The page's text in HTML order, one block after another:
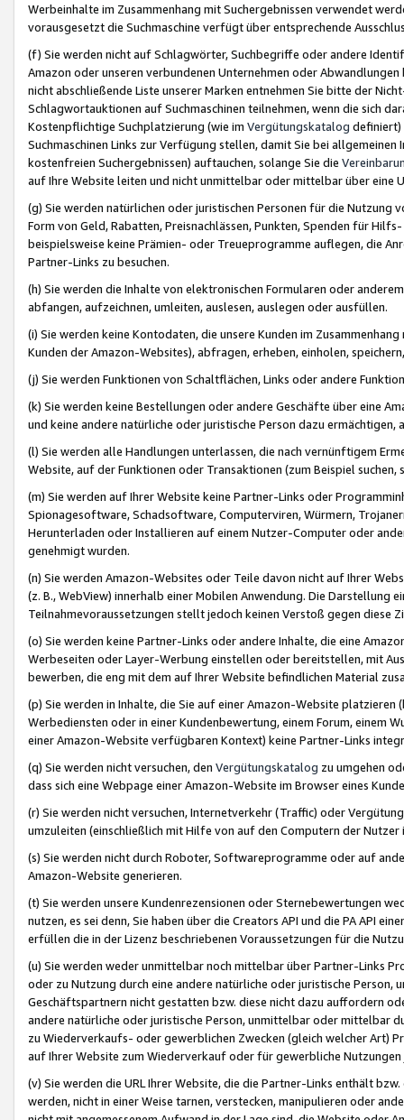
Werbeinhalte im Zusammenhang mit Suchergebnissen verwendet
vorausgesetzt die Suchmaschine verfügt über entsprechende
(f) Sie werden nicht auf Schlagwörter, Suchbegriffe oder andere
Amazon oder unseren verbundenen Unternehmen oder
nicht abschließende Liste unserer Marken entnehmen Sie bitte der
Schlagwortauktionen auf Suchmaschinen teilnehmen, wenn die sich
Kostenpflichtige Suchplatzierung (wie im Vergütungskatalog definiert)
Suchmaschinen Links zur Verfügung stellen, damit Sie bei
kostenfreien Suchergebnissen) auftauchen, solange Sie die
auf Ihre Website leiten und nicht unmittelbar oder mittelbar über eine
(g) Sie werden natürlichen oder juristischen Personen für die Nutzung
Form von Geld, Rabatten, Preisnachlässen, Punkten, Spenden für
beispielsweise keine Prämien- oder Treueprogramme auflegen, die
Partner-Links zu besuchen.
(h) Sie werden die Inhalte von elektronischen Formularen oder
abfangen, aufzeichnen, umleiten, auslesen, auslegen oder ausfüllen.
(i) Sie werden keine Kontodaten, die unsere Kunden im
Kunden der Amazon-Websites), abfragen, erheben, einholen,
(j) Sie werden Funktionen von Schaltflächen, Links oder andere
(k) Sie werden keine Bestellungen oder andere Geschäfte über eine
und keine andere natürliche oder juristische Person dazu
(l) Sie werden alle Handlungen unterlassen, die nach vernünftigem
Website, auf der Funktionen oder Transaktionen (zum Beispiel
(m) Sie werden auf Ihrer Website keine Partner-Links oder
Spionagesoftware, Schadsoftware, Computerviren, Würmern,
Herunterladen oder Installieren auf einem Nutzer-Computer oder
genehmigt wurden.
(n) Sie werden Amazon-Websites oder Teile davon nicht auf Ihrer
(z. B., WebView) innerhalb einer Mobilen Anwendung. Die Darstellung
Teilnahmevoraussetzungen stellt jedoch keinen Verstoß gegen diese
(o) Sie werden keine Partner-Links oder andere Inhalte, die eine
Werbeseiten oder Layer-Werbung einstellen oder bereitstellen, mit
bewerben, die eng mit dem auf Ihrer Website befindlichen Material
(p) Sie werden in Inhalte, die Sie auf einer Amazon-Website
Werbediensten oder in einer Kundenbewertung, einem Forum, einem
einer Amazon-Website verfügbaren Kontext) keine Partner-Links
(q) Sie werden nicht versuchen, den Vergütungskatalog zu umgehen
dass sich eine Webpage einer Amazon-Website im Browser eines
(r) Sie werden nicht versuchen, Internetverkehr (Traffic) oder
umzuleiten (einschließlich mit Hilfe von auf den Computern der
(s) Sie werden nicht durch Roboter, Softwareprogramme oder auf
Amazon-Website generieren.
(t) Sie werden unsere Kundenrezensionen oder Sternebewertungen
nutzen, es sei denn, Sie haben über die Creators API und die PA API
erfüllen die in der Lizenz beschriebenen Voraussetzungen für die
(u) Sie werden weder unmittelbar noch mittelbar über Partner-Links
oder zu Nutzung durch eine andere natürliche oder juristische
Geschäftspartnern nicht gestatten bzw. diese nicht dazu auffordern
andere natürliche oder juristische Person, unmittelbar oder mittelbar
zu Wiederverkaufs- oder gewerblichen Zwecken (gleich welcher Art)
auf Ihrer Website zum Wiederverkauf oder für gewerbliche
(v) Sie werden die URL Ihrer Website, die die Partner-Links enthält
werden, nicht in einer Weise tarnen, verstecken, manipulieren oder